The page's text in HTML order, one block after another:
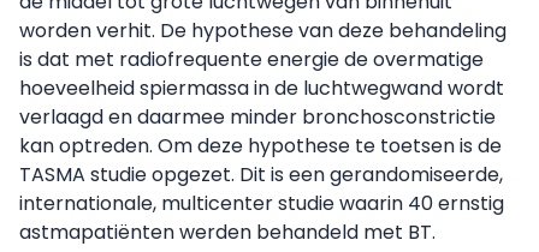
worden verhit. De hypothese van deze behandeling
is dat met radiofrequente energie de overmatige
hoeveelheid spiermassa in de luchtwegwand wordt
verlaagd en daarmee minder bronchosconstrictie
kan optreden. Om deze hypothese te toetsen is de
TASMA studie opgezet. Dit is een gerandomiseerde,
internationale, multicenter studie waarin 40 ernstig
astmapatiënten werden behandeld met BT.